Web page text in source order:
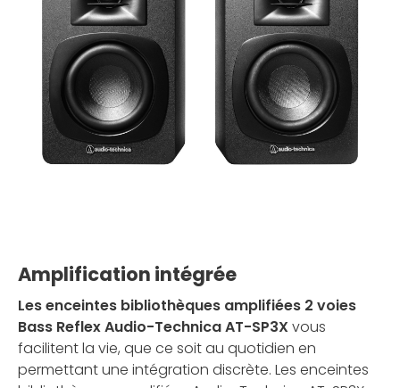
Amplification intégrée
Les enceintes bibliothèques amplifiées 2 voies
Bass Reflex Audio-Technica AT-SP3X vous
facilitent la vie, que ce soit au quotidien en
permettant une intégration discrète. Les enceintes